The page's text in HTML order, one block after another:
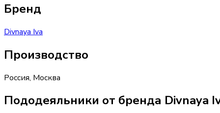
Бренд
Divnaya Iva
Производство
Россия, Москва
Пододеяльники от бренда Divnaya